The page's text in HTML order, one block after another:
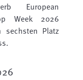
European
Week 2026
sechsten Platz